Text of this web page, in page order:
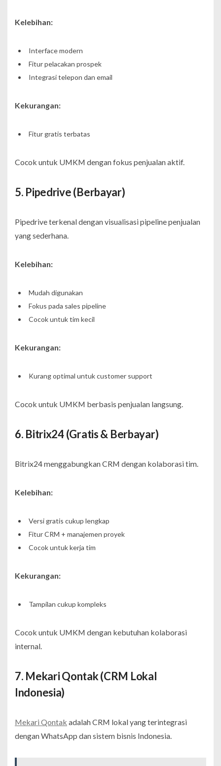
Kelebihan:
Interface modern
Fitur pelacakan prospek
Integrasi telepon dan email
Kekurangan:
Fitur gratis terbatas
Cocok untuk UMKM dengan fokus penjualan aktif.
5. Pipedrive (Berbayar)
Pipedrive terkenal dengan visualisasi pipeline penjualan
yang sederhana.
Kelebihan:
Mudah digunakan
Fokus pada sales pipeline
Cocok untuk tim kecil
Kekurangan:
Kurang optimal untuk customer support
Cocok untuk UMKM berbasis penjualan langsung.
6. Bitrix24 (Gratis & Berbayar)
Bitrix24 menggabungkan CRM dengan kolaborasi tim.
Kelebihan:
Versi gratis cukup lengkap
Fitur CRM + manajemen proyek
Cocok untuk kerja tim
Kekurangan:
Tampilan cukup kompleks
Cocok untuk UMKM dengan kebutuhan kolaborasi
internal.
7. Mekari Qontak (CRM Lokal
Indonesia)
Mekari Qontak adalah CRM lokal yang terintegrasi
dengan WhatsApp dan sistem bisnis Indonesia.